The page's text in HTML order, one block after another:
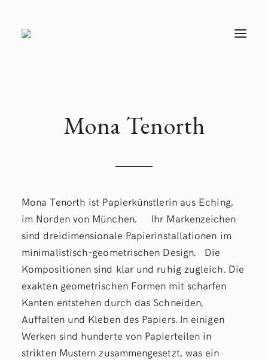
T
Mona Tenorth
Mona Tenorth ist Papierkünstlerin aus Eching,
im Norden von München. Ihr Markenzeichen
sind dreidimensionale Papierinstallationen im
minimalistisch-geometrischen Design. Die
Kompositionen sind klar und ruhig zugleich. Die
exakten geometrischen Formen mit scharfen
Kanten entstehen durch das Schneiden,
Auffalten und Kleben des Papiers. In einigen
Werken sind hunderte von Papierteilen in
strikten Mustern zusammengesetzt, was ein